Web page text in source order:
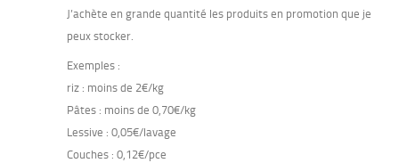
J’achète en grande quantité les produits en promotion que je
peux stocker.
Exemples :
riz : moins de 2€/kg
Pâtes : moins de 0,70€/kg
Lessive : 0,05€/lavage
Couches : 0,12€/pce